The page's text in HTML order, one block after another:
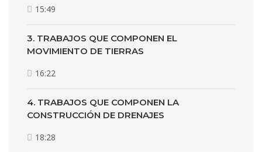
15:49
3. TRABAJOS QUE COMPONEN EL
MOVIMIENTO DE TIERRAS
16:22
4. TRABAJOS QUE COMPONEN LA
CONSTRUCCIÓN DE DRENAJES
18:28